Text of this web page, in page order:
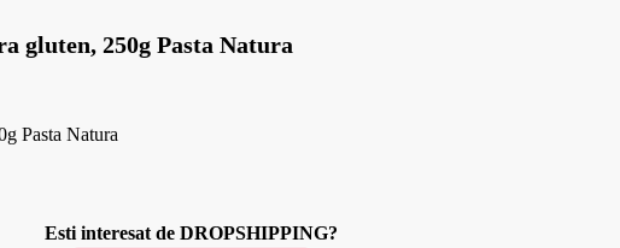
gluten, 250g Pasta Natura
Pasta Natura
Esti interesat de DROPSHIPPING?